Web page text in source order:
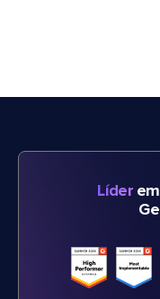
Líderem